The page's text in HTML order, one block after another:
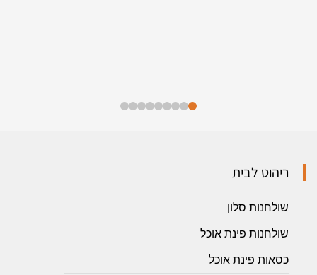
ריהוט לבית
שולחנות סלון
שולחנות פינת אוכל
כסאות פינת אוכל